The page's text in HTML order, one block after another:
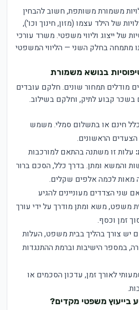
משמורת משותפת, חשוב להבחין
של הילד עצמו (מזון, חינוך וכו'),
של ייצוג וליווי משפטי. משרד עורכי
מתמחה בחלק השני — הליווי המשפטי
בנושא משמורת
מודלים תמחור שונים. חלקם עובדים
קבוע לתיק, וחלקם בשילוב.
חינם או בתשלום סמלי. משמש
הראשונים.
עלות זו משתנה בהתאם למורכבות
והמשא ומתן. בדרך כלל, הסכם ברור
מאות לכמה אלפים שקלים.
שני הצדדים מעוניינים להגיע
משפט, משא ומתן מודרך על ידי עורך
זמן וכסף.
יש צורך בהליך בבית משפט, העלות
במספר הישיבות וברמת ההתנגדות
לאורך זמן, עדכון הסכמים או
בייעוץ משפטי מקדים?